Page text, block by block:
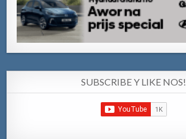
SUBSCRIBE Y LIKE NOS!